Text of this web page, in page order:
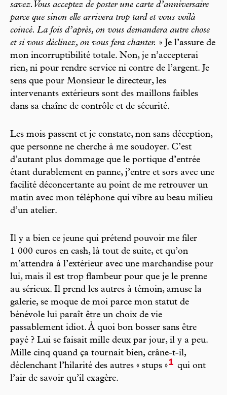
savez. Vous acceptez de poster une carte d’anniversaire
parce que sinon elle arrivera trop tard et vous voilà
coincé. La fois d’après, on vous demandera autre chose
et si vous déclinez, on vous fera chanter. » Je l’assure de
mon incorruptibilité totale. Non, je n’accepterai
rien, ni pour rendre service ni contre de l’argent. Je
sens que pour Monsieur le directeur, les
intervenants extérieurs sont des maillons faibles
dans sa chaîne de contrôle et de sécurité.
Les mois passent et je constate, non sans déception,
que personne ne cherche à me soudoyer. C’est
d’autant plus dommage que le portique d’entrée
étant durablement en panne, j’entre et sors avec une
facilité déconcertante au point de me retrouver un
matin avec mon téléphone qui vibre au beau milieu
d’un atelier.
Il y a bien ce jeune qui prétend pouvoir me filer
1 000 euros en cash, là tout de suite, et qu’on
m’attendra à l’extérieur avec une marchandise pour
lui, mais il est trop flambeur pour que je le prenne
au sérieux. Il prend les autres à témoin, amuse la
galerie, se moque de moi parce mon statut de
bénévole lui paraît être un choix de vie
passablement idiot. À quoi bon bosser sans être
payé ? Lui se faisait mille deux par jour, il y a peu.
Mille cinq quand ça tournait bien, crâne-t-il,
déclenchant l’hilarité des autres « stups »1 qui ont
l’air de savoir qu’il exagère.